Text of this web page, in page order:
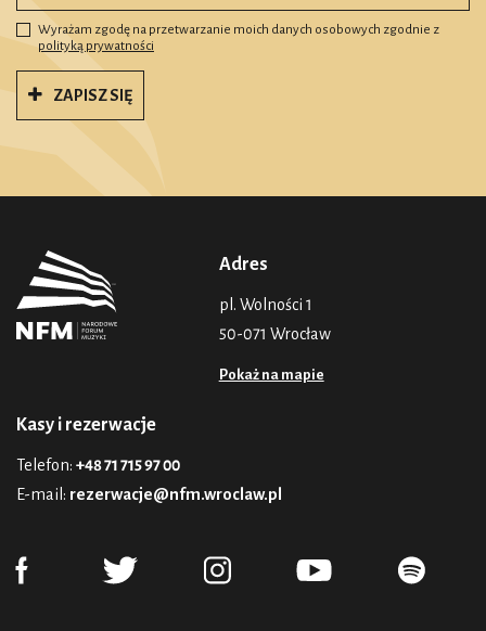
Wyrażam zgodę na przetwarzanie moich danych osobowych zgodnie z
polityką prywatności
ZAPISZ SIĘ
Adres
pl. Wolności 1
50-071 Wrocław
Pokaż na mapie
Kasy i rezerwacje
Telefon: +48 71 715 97 00
E-mail: rezerwacje@nfm.wroclaw.pl